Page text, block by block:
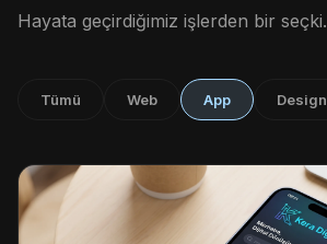
Hayata geçirdiğimiz işlerden bir seçki.
Tümü Web App Design